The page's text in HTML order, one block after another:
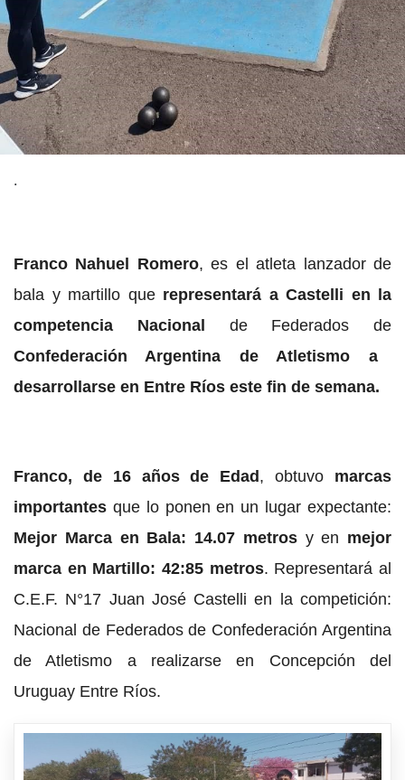
.
Franco Nahuel Romero, es el atleta lanzador de
bala y martillo querepresentará a Castelli en la
competencia Nacional
de Federados de
Confederación Argentina de Atletismo a
desarrollarse en Entre Ríos este fin de semana.
Franco, de 16 años de Edad , obtuvo marcas
importantes que lo ponen en un lugar expectante:
Mejor Marca en Bala: 14.07 metrosy en mejor
marca en Martillo: 42:85 metros. Representará al
C.E.F. N°17 Juan José Castelli en la competición:
Nacional de Federados de Confederación Argentina
de Atletismo a realizarse en Concepción del
Uruguay Entre Ríos.